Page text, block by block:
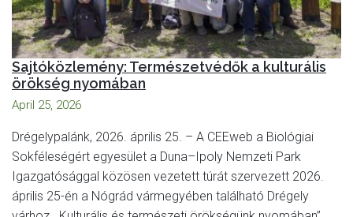
Sajtóközlemény: Természetvédők a kulturális
örökség nyomában
April 25, 2026
Drégelypalánk, 2026. április 25. – A CEEweb a Biológiai
Sokféleségért egyesület a Duna–Ipoly Nemzeti Park
Igazgatósággal közösen vezetett túrát szervezett 2026.
április 25-én a Nógrád vármegyében található Drégely